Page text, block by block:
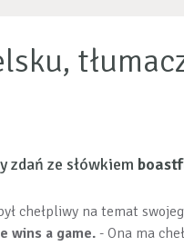
zdań ze słówkiem
chełpliwy na temat
wins a game. - Ona ma